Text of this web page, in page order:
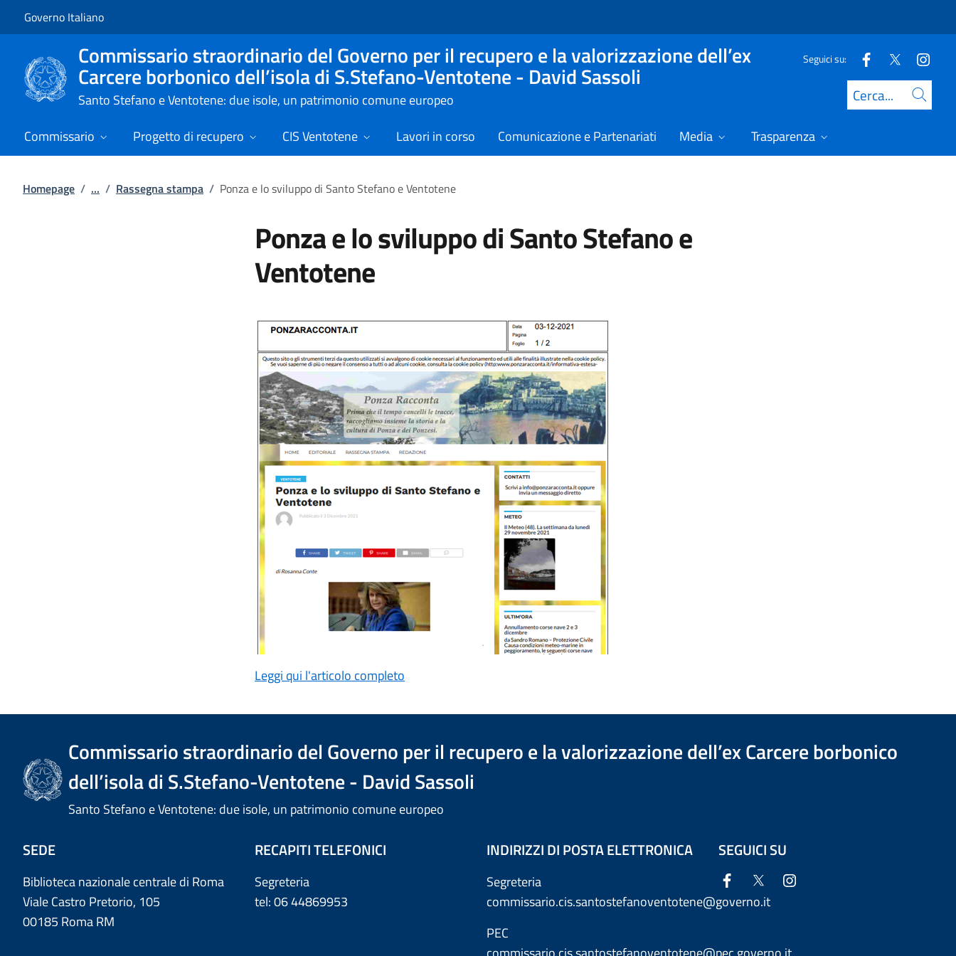
Governo Italiano
Commissario straordinario del Governo per il recupero e la valorizzazione dell’ex
Carcere borbonico dell’isola di S.Stefano-Ventotene - David Sassoli
Santo Stefano e Ventotene: due isole, un patrimonio comune europeo
Seguici su:
Cerca
Commissario Progetto di recupero CIS Ventotene Lavori in corso Comunicazione e Partenariati Media Trasparenza
Homepage / ... / Rassegna stampa / Ponza e lo sviluppo di Santo Stefano e Ventotene
Ponza e lo sviluppo di Santo Stefano e
Ventotene
Leggi qui l'articolo completo
Commissario straordinario del Governo per il recupero e la valorizzazione dell’ex Carcere borbonico
dell’isola di S.Stefano-Ventotene - David Sassoli
Santo Stefano e Ventotene: due isole, un patrimonio comune europeo
SEDE
Biblioteca nazionale centrale di Roma
Viale Castro Pretorio, 105
00185 Roma RM
RECAPITI TELEFONICI
Segreteria
tel: 06 44869953
INDIRIZZI DI POSTA ELETTRONICA
Segreteria
commissario.cis.santostefanoventotene@governo.it
PEC
SEGUICI SU